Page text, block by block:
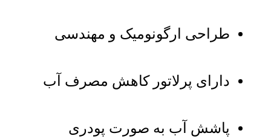
طراحی ارگونومیک و مهندسی
دارای پرلاتور کاهش مصرف آب
پاشش آب به صورت پودری